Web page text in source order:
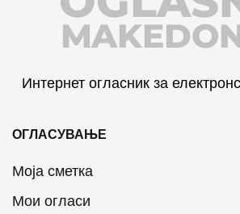
Интернет огласник за
ОГЛАСУВАЊЕ
Моја сметка
Мои огласи